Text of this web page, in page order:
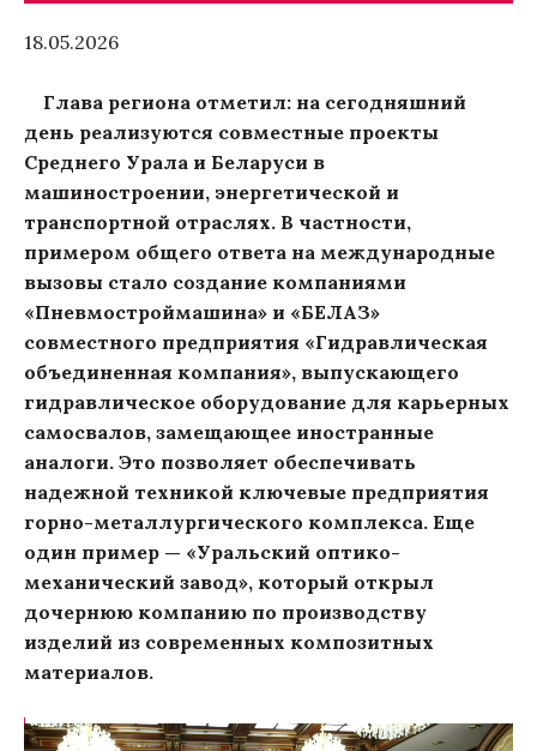
18.05.2026
Глава региона отметил: на сегодняшний
день реализуются совместные проекты
Среднего Урала и Беларуси в
машиностроении, энергетической и
транспортной отраслях. В частности,
примером общего ответа на международные
вызовы стало создание компаниями
«Пневмостроймашина» и «БЕЛАЗ»
совместного предприятия «Гидравлическая
объединенная компания», выпускающего
гидравлическое оборудование для карьерных
самосвалов, замещающее иностранные
аналоги. Это позволяет обеспечивать
надежной техникой ключевые предприятия
горно-металлургического комплекса. Еще
один пример — «Уральский оптико-
механический завод», который открыл
дочернюю компанию по производству
изделий из современных композитных
материалов.